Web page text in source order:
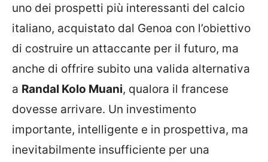
uno dei prospetti più interessanti del calcio
italiano, acquistato dal Genoa con l’obiettivo
di costruire un attaccante per il futuro, ma
anche di offrire subito una valida alternativa
a Randal Kolo Muani, qualora il francese
dovesse arrivare. Un investimento
importante, intelligente e in prospettiva, ma
inevitabilmente insufficiente per una